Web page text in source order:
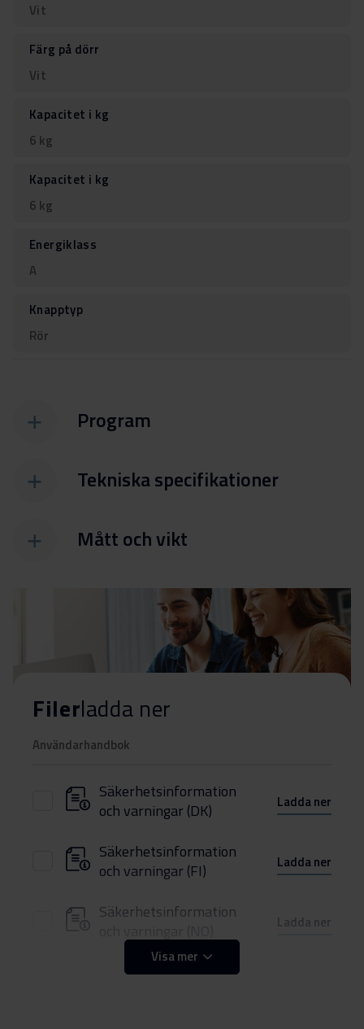
Vit
Färg på dörr
Vit
Kapacitet i kg
6 kg
Kapacitet i kg
6 kg
Energiklass
A
Knapptyp
Rör
Program
Tekniska specifikationer
Mått och vikt
Filerladda ner
Användarhandbok
Säkerhetsinformation
och varningar (DK)
Ladda ner
Säkerhetsinformation
och varningar (FI)
Ladda ner
Säkerhetsinformation
Ladda ner
Säkerhetsinformation
Visa mer